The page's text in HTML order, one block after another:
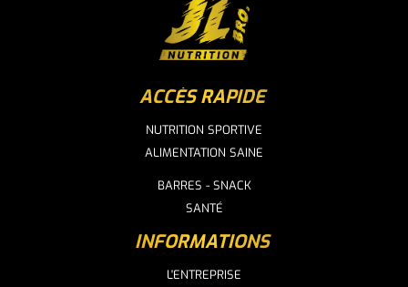
ACCÈS RAPIDE
NUTRITION SPORTIVE
ALIMENTATION SAINE
BARRES - SNACK
SANTÉ
INFORMATIONS
L'ENTREPRISE